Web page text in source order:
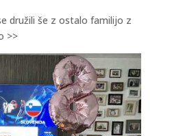
družili še z ostalo familijo z
>>